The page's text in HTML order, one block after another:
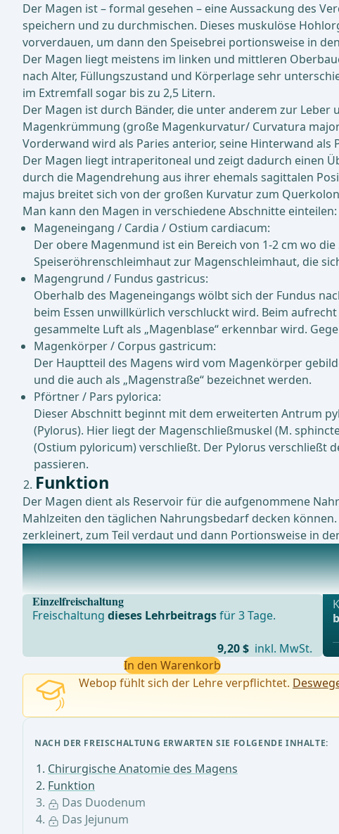
Der Magen ist – formal gesehen – eine Aussackung des
speichern und zu durchmischen. Dieses muskulöse
vorverdauen, um dann den Speisebrei portionsweise in
Der Magen liegt meistens im linken und mittleren
nach Alter, Füllungszustand und Körperlage sehr
im Extremfall sogar bis zu 2,5 Litern.
Der Magen ist durch Bänder, die unter anderem zur
Magenkrümmung (große Magenkurvatur/ Curvatura
Vorderwand wird als Paries anterior, seine Hinterwand als
Der Magen liegt intraperitoneal und zeigt dadurch einen
durch die Magendrehung aus ihrer ehemals sagittalen
majus breitet sich von der großen Kurvatur zum
Man kann den Magen in verschiedene Abschnitte einteilen:
Mageneingang / Cardia / Ostium cardiacum:
Der obere Magenmund ist ein Bereich von 1-2 cm wo
Speiseröhrenschleimhaut zur Magenschleimhaut, die
Magengrund / Fundus gastricus:
Oberhalb des Mageneingangs wölbt sich der Fundus
beim Essen unwillkürlich verschluckt wird. Beim
gesammelte Luft als „Magenblase“ erkennbar wird.
Magenkörper / Corpus gastricum:
Der Hauptteil des Magens wird vom Magenkörper
und die auch als „Magenstraße“ bezeichnet werden.
Pförtner / Pars pylorica:
Dieser Abschnitt beginnt mit dem erweiterten Antrum
(Pylorus). Hier liegt der Magenschließmuskel (M.
(Ostium pyloricum) verschließt. Der Pylorus verschließt
passieren.
Funktion
Der Magen dient als Reservoir für die aufgenommene
Mahlzeiten den täglichen Nahrungsbedarf decken
zerkleinert, zum Teil verdaut und dann Portionsweise in
Das Duodenum
Das Duodenum beginnt direkt hinter dem Pylorus mit der
Einzelfreischaltung
Freischaltungdieses Lehrbeitragsfür 3 Tage.
9,20 $ inkl. MwSt.
In den Warenkorb
Webop fühlt sich der Lehre verpflichtet.
NACH DER FREISCHALTUNG ERWARTEN SIE FOLGENDE INHALTE:
Chirurgische Anatomie des Magens
Funktion
Das Duodenum
Das Jejunum